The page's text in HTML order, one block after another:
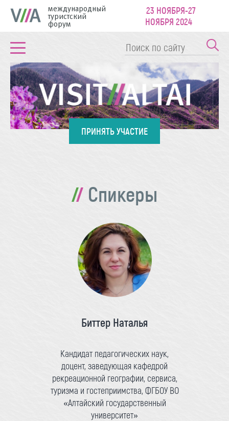
международный
туристский
форум
23 НОЯБРЯ-27
НОЯБРЯ 2024
ПРИНЯТЬ УЧАСТИЕ
Спикеры
Биттер Наталья
Кандидат педагогических наук,
доцент, заведующая кафедрой
рекреационной географии, сервиса,
туризма и гостеприимства, ФГБОУ ВО
«Алтайский государственный
университет»